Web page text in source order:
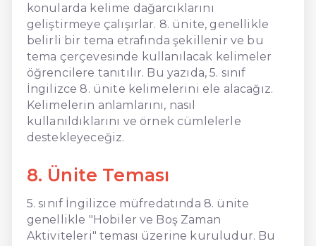
konularda kelime dağarcıklarını
geliştirmeye çalışırlar. 8. ünite, genellikle
belirli bir tema etrafında şekillenir ve bu
tema çerçevesinde kullanılacak kelimeler
öğrencilere tanıtılır. Bu yazıda, 5. sınıf
İngilizce 8. ünite kelimelerini ele alacağız.
Kelimelerin anlamlarını, nasıl
kullanıldıklarını ve örnek cümlelerle
destekleyeceğiz.
8. Ünite Teması
5. sınıf İngilizce müfredatında 8. ünite
genellikle "Hobiler ve Boş Zaman
Aktiviteleri" teması üzerine kuruludur. Bu